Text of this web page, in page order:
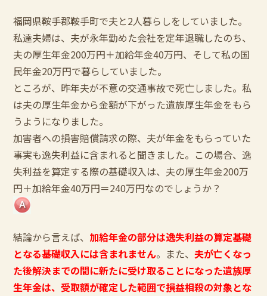
福岡県鞍手郡鞍手町で夫と2人暮らしをしていました。
私達夫婦は、夫が永年勤めた会社を定年退職したのち、
夫の厚生年金200万円＋加給年金40万円、そして私の国
民年金20万円で暮らしていました。
ところが、昨年夫が不意の交通事故で死亡しました。私
は夫の厚生年金から金額が下がった遺族厚生年金をもら
うようになりました。
加害者への損害賠償請求の際、夫が年金をもらっていた
事実も逸失利益に含まれると聞きました。この場合、逸
失利益を算定する際の基礎収入は、夫の厚生年金200万
円＋加給年金40万円＝240万円なのでしょうか？
結論から言えば、 加給年金の部分は逸失利益の算定基礎
となる基礎収入には含まれません。また、夫が亡くなっ
た後解決までの間に新たに受け取ることになった遺族厚
生年金は、受取額が確定した範囲で損益相殺の対象とな